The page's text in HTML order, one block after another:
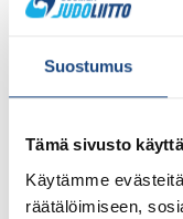
Suostumus
Tämä sivusto
Käytämme
räätälöimiseen,
Pentti